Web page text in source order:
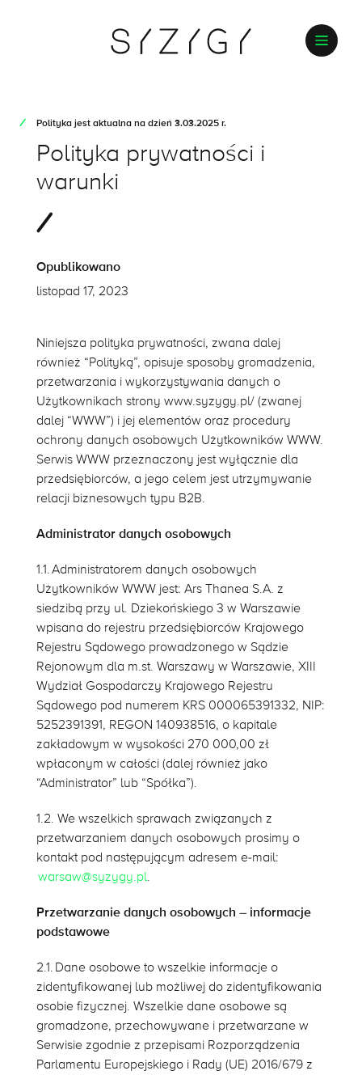
Polityka jest aktualna na dzień 3.03.2025 r.
Polityka prywatności i
warunki
Opublikowano
listopad 17, 2023
Niniejsza polityka prywatności, zwana dalej
również “Polityką”, opisuje sposoby gromadzenia,
przetwarzania i wykorzystywania danych o
Użytkownikach strony www.syzygy.pl/ (zwanej
dalej “WWW”) i jej elementów oraz procedury
ochrony danych osobowych Użytkowników WWW.
Serwis WWW przeznaczony jest wyłącznie dla
przedsiębiorców, a jego celem jest utrzymywanie
relacji biznesowych typu B2B.
Administrator danych osobowych
1.1. Administratorem danych osobowych
Użytkowników WWW jest: Ars Thanea S.A. z
siedzibą przy ul. Dziekońskiego 3 w Warszawie
wpisana do rejestru przedsiębiorców Krajowego
Rejestru Sądowego prowadzonego w Sądzie
Rejonowym dla m.st. Warszawy w Warszawie, XIII
Wydział Gospodarczy Krajowego Rejestru
Sądowego pod numerem KRS 000065391332, NIP:
5252391391, REGON 140938516, o kapitale
zakładowym w wysokości 270 000,00 zł
wpłaconym w całości (dalej również jako
“Administrator” lub “Spółka”).
1.2. We wszelkich sprawach związanych z
przetwarzaniem danych osobowych prosimy o
kontakt pod następującym adresem e-mail:
warsaw@syzygy.pl.
Przetwarzanie danych osobowych – informacje
podstawowe
2.1. Dane osobowe to wszelkie informacje o
zidentyfikowanej lub możliwej do zidentyfikowania
osobie fizycznej. Wszelkie dane osobowe są
gromadzone, przechowywane i przetwarzane w
Serwisie zgodnie z przepisami Rozporządzenia
Parlamentu Europejskiego i Rady (UE) 2016/679 z